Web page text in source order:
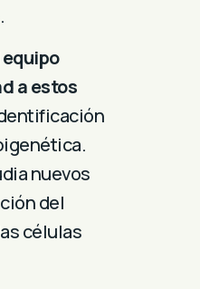
a estos
nuevos
del
células